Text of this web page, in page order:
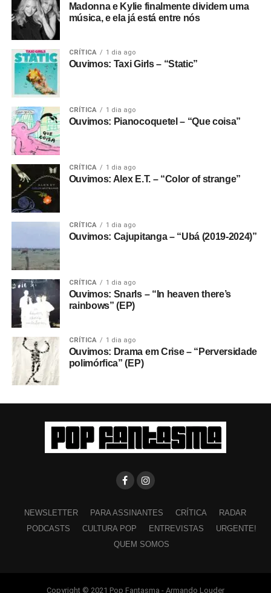
Madonna e Kylie finalmente dividem uma
música, e ela já está entre nós
CRÍTICA 1 dia ago
Ouvimos: Taxi Girls – “Static”
CRÍTICA 1 dia ago
Ouvimos: Pianocoquetel – “Que coisa”
CRÍTICA 1 dia ago
Ouvimos: Alex E.T. – “Color of strange”
CRÍTICA 1 dia ago
Ouvimos: Cajupitanga – “Ubá (2019-2024)”
CRÍTICA 1 dia ago
Ouvimos: Snarls – “In heaven there’s
rainbows” (EP)
CRÍTICA 1 dia ago
Ouvimos: Drama em Crise – “Perversidade
polimórfica” (EP)
NEWSLETTER PARA ASSINANTES CRÍTICA
RADAR
PODCASTS
CULTURA POP ENTREVISTAS
URGENTE!
QUEM SOMOS
Copyright © 2021 Pop Fantasma - Armando Louder